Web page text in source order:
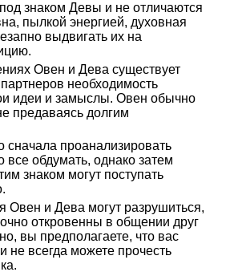
знаком Девы и не отличаются
пылкой энергией, духовная
выдвигать их на
Овен и Дева существует
необходимость
идеи и замыслы. Овен обычно
предаваясь долгим
сначала проанализировать
обдумать, однако затем
знаком могут поступать
Овен и Дева могут разрушиться,
откровенны в общении друг
вы предполагаете, что вас
не всегда можете прочесть